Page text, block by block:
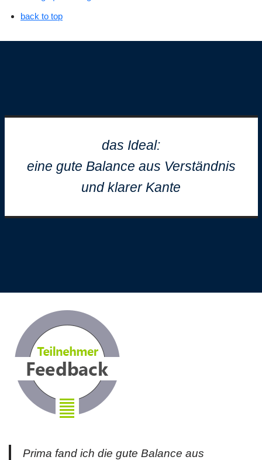
back to top
das Ideal:
eine gute Balance aus Verständnis
und klarer Kante
Prima fand ich die gute Balance aus